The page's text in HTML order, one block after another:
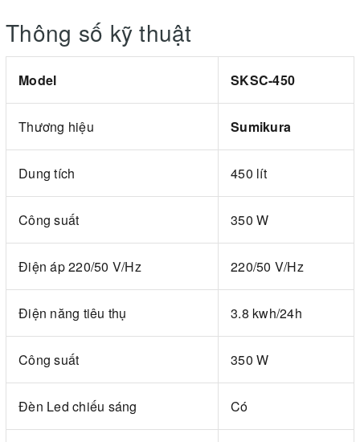
Thông số kỹ thuật
Model SKSC-450
Thương hiệu Sumikura
Dung tích 450 lít
Công suất 350 W
Điện áp 220/50 V/Hz 220/50 V/Hz
Điện năng tiêu thụ 3.8 kwh/24h
Công suất 350 W
Đèn Led chiếu sáng Có